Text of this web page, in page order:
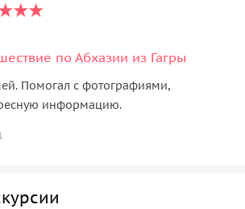
по Абхазии из Гагры
Помогал с фотографиями,
информацию.